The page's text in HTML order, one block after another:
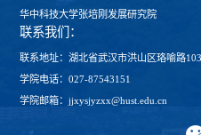
华中科技大学张培刚发展研究院
联系我们：
联系地址：湖北省武汉市洪山区珞喻路
学院电话：027-87543151
学院邮箱：jjxysjyzxx@hust.edu.cn